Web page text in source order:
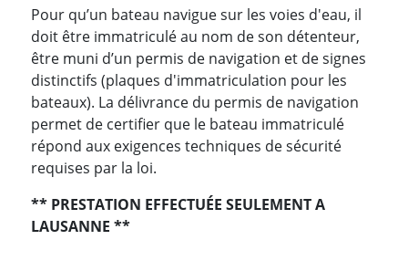
Introduction
Pour qu’un bateau navigue sur les voies d'eau, il
doit être immatriculé au nom de son détenteur,
être muni d’un permis de navigation et de signes
distinctifs (plaques d'immatriculation pour les
bateaux). La délivrance du permis de navigation
permet de certifier que le bateau immatriculé
répond aux exigences techniques de sécurité
requises par la loi.
** PRESTATION EFFECTUÉE SEULEMENT A
LAUSANNE **